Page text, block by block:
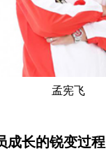
孟宪飞
成长的锐变过程